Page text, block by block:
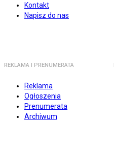
Kontakt
Napisz do nas
REKLAMA I PRENUMERATA
Reklama
Ogłoszenia
Prenumerata
Archiwum